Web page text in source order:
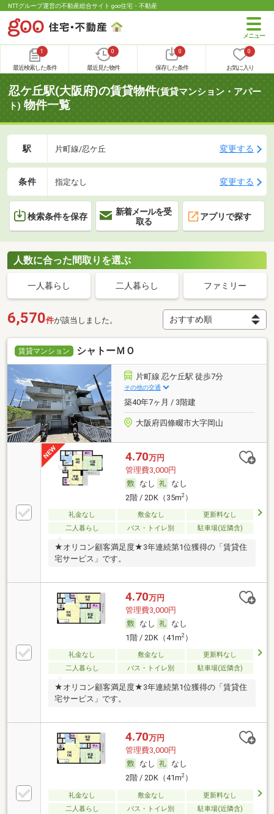
NTTグループ運営の不動産総合サイト goo住宅・不動産
1
最近検索した条件
0
最近見た物件
0
保存した条件
0
お気に入り
忍ケ丘駅(大阪府)の賃貸物件(賃貸マンション・アパー
ト) 物件一覧
駅 片町線/忍ケ丘 変更する
条件 指定なし 変更する
検索条件を保存
新着メールを受
取る
アプリで探す
人数に合った間取りを選ぶ
一人暮らし 二人暮らし ファミリー
6,570件が該当しました。
賃貸マンション シャトーＭＯ
片町線 忍ケ丘駅 徒歩7分
その他の交通
築40年7ヶ月 / 3階建
大阪府四條畷市大字岡山
4.70万円
管理費3,000円
なし
なし
2階 / 2DK（35m2）
礼金なし 敷金なし
更新料なし
二人暮らし
バス・トイレ別 駐車場(近隣含)
★オリコン顧客満足度★3年連続第1位獲得の「賃貸住
宅サービス」です。
4.70万円
管理費3,000円
なし
なし
1階 / 2DK（41m2）
礼金なし 敷金なし
更新料なし
二人暮らし
バス・トイレ別 駐車場(近隣含)
★オリコン顧客満足度★3年連続第1位獲得の「賃貸住
宅サービス」です。
4.70万円
管理費3,000円
なし
なし
2階 / 2DK（41m2）
礼金なし 敷金なし
更新料なし
二人暮らし
バス・トイレ別 駐車場(近隣含)